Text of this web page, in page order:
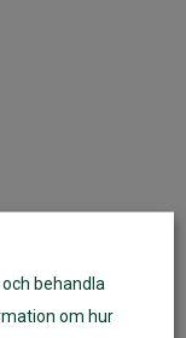
behandla
om hur